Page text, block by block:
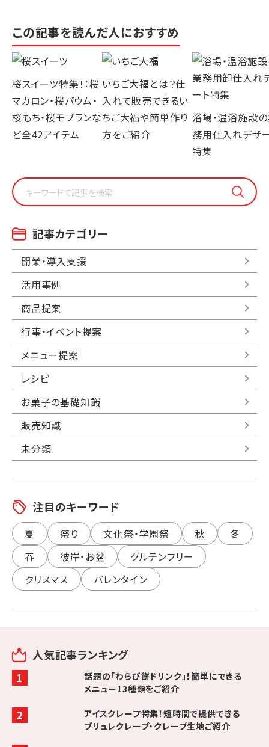
この記事を読んだ人におすすめ
桜スイーツ特集！：桜
マカロン・桜バウム・
桜もち・桜モブランな
ど全42アイテム
いちご大福とは？仕
入れて販売できるい
ちご大福や簡単作り
方をご紹介
浴場・温浴施設
務用仕入れデザ
特集
記事カテゴリー
開業・導入支援
活用事例
商品提案
行事・イベント提案
メニュー提案
レシピ
お菓子の基礎知識
販売知識
未分類
注目のキーワード
夏 祭り 文化祭・学園祭 秋
冬
春
彼岸・お盆
グルテンフリー
クリスマス
バレンタイン
人気記事ランキング
話題の「わらび餅ドリンク」！簡単にできる
メニュー13種類をご紹介
アイスクレープ特集！短時間で提供できる
ブリュレクレープ・クレープ生地ご紹介